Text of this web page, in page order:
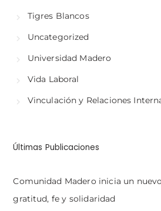
Tigres Blancos
Uncategorized
Universidad Madero
Vida Laboral
Vinculación y Relaciones
Últimas Publicaciones
Comunidad Madero inicia un
gratitud, fe y solidaridad